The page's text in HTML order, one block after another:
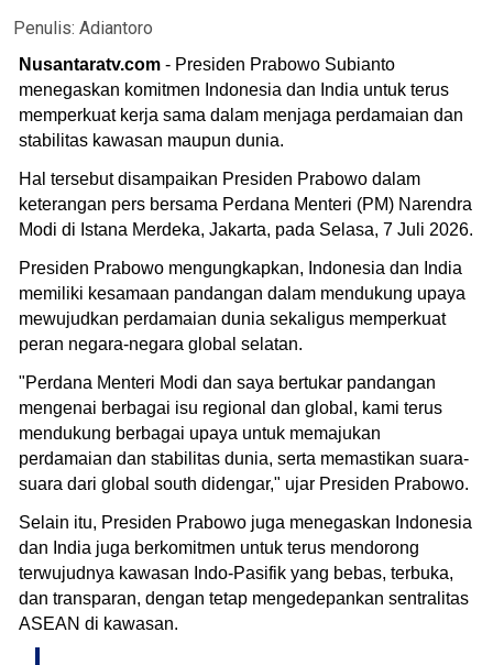
Penulis: Adiantoro
Nusantaratv.com - Presiden Prabowo Subianto
menegaskan komitmen Indonesia dan India untuk terus
memperkuat kerja sama dalam menjaga perdamaian dan
stabilitas kawasan maupun dunia.
Hal tersebut disampaikan Presiden Prabowo dalam
keterangan pers bersama Perdana Menteri (PM) Narendra
Modi di Istana Merdeka, Jakarta, pada Selasa, 7 Juli 2026.
Presiden Prabowo mengungkapkan, Indonesia dan India
memiliki kesamaan pandangan dalam mendukung upaya
mewujudkan perdamaian dunia sekaligus memperkuat
peran negara-negara global selatan.
"Perdana Menteri Modi dan saya bertukar pandangan
mengenai berbagai isu regional dan global, kami terus
mendukung berbagai upaya untuk memajukan
perdamaian dan stabilitas dunia, serta memastikan suara-
suara dari global south didengar," ujar Presiden Prabowo.
Selain itu, Presiden Prabowo juga menegaskan Indonesia
dan India juga berkomitmen untuk terus mendorong
terwujudnya kawasan Indo-Pasifik yang bebas, terbuka,
dan transparan, dengan tetap mengedepankan sentralitas
ASEAN di kawasan.